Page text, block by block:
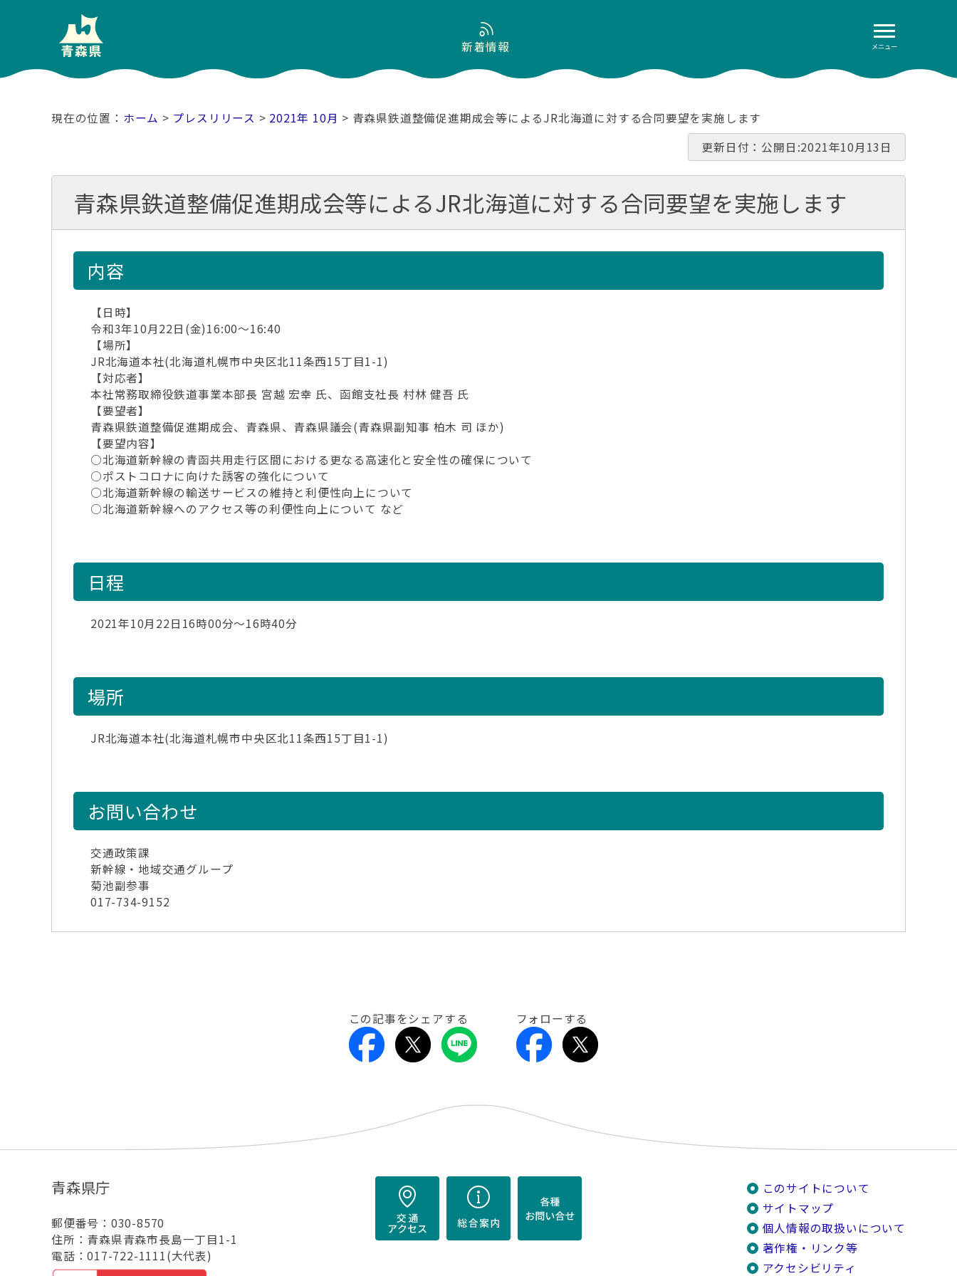
メニュー
新着情報
ホーム > プレスリリース > 2021年 10月 > 青森県鉄道整備促進期成会等によるJR北海道に対する合同要望を実施します
更新日付：公開日:2021年10月13日
青森県鉄道整備促進期成会等によるJR北海道に対する合同要望を実施します
内容
【日時】
令和3年10月22日(金)16:00～16:40
【場所】
JR北海道本社(北海道札幌市中央区北11条西15丁目1-1)
【対応者】
本社常務取締役鉄道事業本部長 宮越 宏幸 氏、函館支社長 村林 健吾 氏
【要望者】
青森県鉄道整備促進期成会、青森県、青森県議会(青森県副知事 柏木 司 ほか)
【要望内容】
○北海道新幹線の青函共用走行区間における更なる高速化と安全性の確保について
○ポストコロナに向けた誘客の強化について
○北海道新幹線の輸送サービスの維持と利便性向上について
○北海道新幹線へのアクセス等の利便性向上について など
日程
2021年10月22日16時00分～16時40分
場所
JR北海道本社(北海道札幌市中央区北11条西15丁目1-1)
お問い合わせ
交通政策課
新幹線・地域交通グループ
菊池副参事
017-734-9152
この記事をシェアする フォローする
青森県庁
郵便番号：030-8570
住所：青森県青森市長島一丁目1-1
電話：017-722-1111(大代表)
このサイトについて
サイトマップ
個人情報の取扱いについて
著作権・リンク等
アクセシビリティ